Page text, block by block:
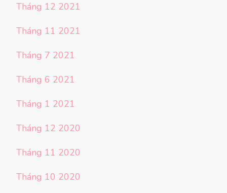
Tháng 12 2021
Tháng 11 2021
Tháng 7 2021
Tháng 6 2021
Tháng 1 2021
Tháng 12 2020
Tháng 11 2020
Tháng 10 2020